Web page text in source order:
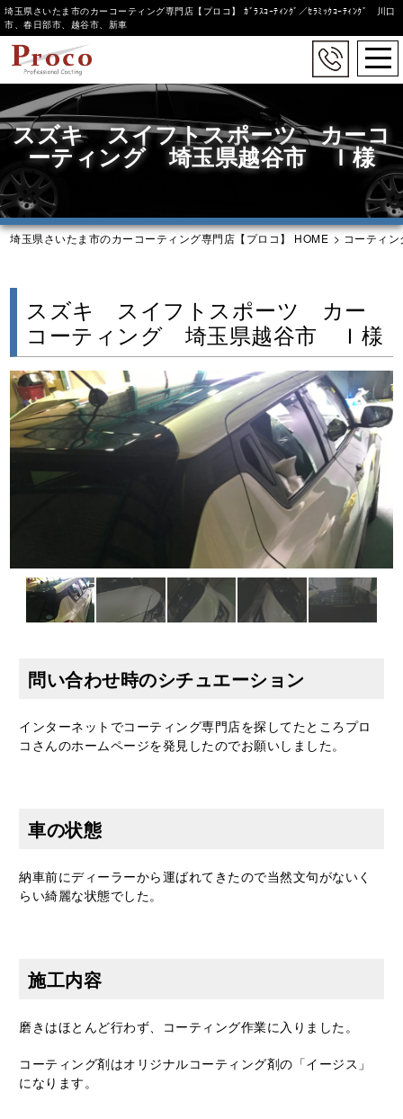
to
main
content
埼玉県さいたま市のカーコーティング専門店【プロコ】 ｶﾞﾗｽｺｰﾃｨﾝｸﾞ／ｾﾗﾐｯｸｺｰﾃｨﾝｸﾞ 川口
市、春日部市、越谷市、新車
スズキ スイフトスポーツ カーコ
ーティング 埼玉県越谷市 Ｉ様
埼玉県さいたま市のカーコーティング専門店【プロコ】 HOME > コーティン
スズキ スイフトスポーツ カー
コーティング 埼玉県越谷市 Ｉ様
問い合わせ時のシチュエーション
インターネットでコーティング専門店を探してたところプロ
コさんのホームページを発見したのでお願いしました。
車の状態
納車前にディーラーから運ばれてきたので当然文句がないく
らい綺麗な状態でした。
施工内容
磨きはほとんど行わず、コーティング作業に入りました。
コーティング剤はオリジナルコーティング剤の「イージス」
になります。